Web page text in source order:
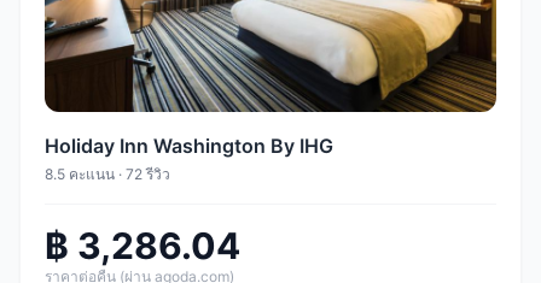
Holiday Inn Washington By IHG
8.5 คะแนน · 72 รีวิว
฿ 3,286.04
ราคาต่อคืน (ผ่าน agoda.com)